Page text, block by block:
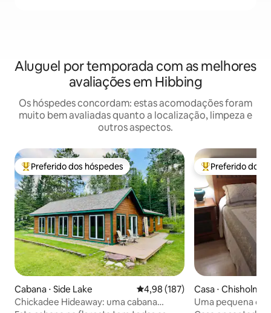
Aluguel por temporada com as melhores
avaliações em Hibbing
Os hóspedes concordam: estas acomodações foram
muito bem avaliadas quanto a localização, limpeza e
outros aspectos.
Entre os melhores preferidos dos hóspedes
Preferido dos hóspedes
Cabana ⋅ Side Lake 4,98 de uma avaliação média de
4,98 (187)
Chickadee Hideaway: uma cabana
Entre os
Preferido dos
Casa ⋅ Chisholm
Uma pequena